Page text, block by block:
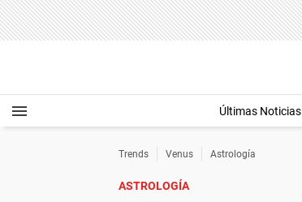
Últimas Noticias
Trends Venus Astrología
ASTROLOGÍA